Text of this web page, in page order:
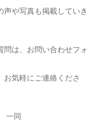
声や写真も掲載していき
は、お問い合わせフォ
お気軽にご連絡くださ
一同